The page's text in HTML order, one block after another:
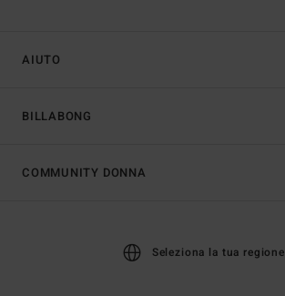
AIUTO
BILLABONG
COMMUNITY DONNA
Seleziona la tua regione